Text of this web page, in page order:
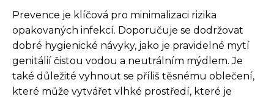
Prevence je klíčová pro minimalizaci rizika
opakovaných infekcí. Doporučuje se dodržovat
dobré hygienické návyky, jako je pravidelné mytí
genitálií čistou vodou a neutrálním mýdlem. Je
také důležité vyhnout se příliš těsnému oblečení,
které může vytvářet vlhké prostředí, které je